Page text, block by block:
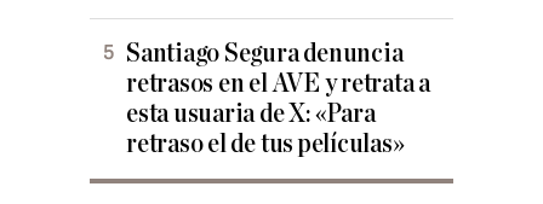
Santiago Segura denuncia
retrasos en el AVE y retrata a
esta usuaria de X: «Para
retraso el de tus películas»